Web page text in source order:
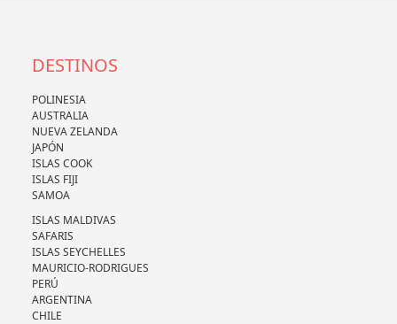
DESTINOS
POLINESIA
AUSTRALIA
NUEVA ZELANDA
JAPÓN
ISLAS COOK
ISLAS FIJI
SAMOA
ISLAS MALDIVAS
SAFARIS
ISLAS SEYCHELLES
MAURICIO-RODRIGUES
PERÚ
ARGENTINA
CHILE